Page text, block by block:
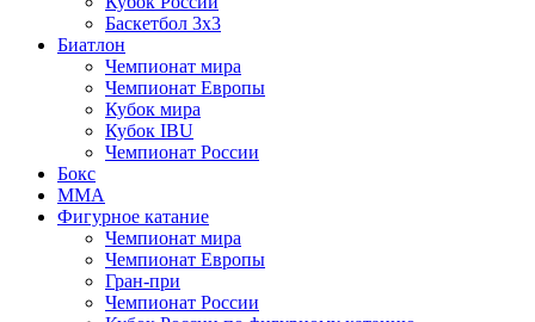
Баскетбол 3х3
Биатлон
Чемпионат мира
Чемпионат Европы
Кубок мира
Кубок IBU
Чемпионат России
Бокс
MMA
Фигурное катание
Чемпионат мира
Чемпионат Европы
Гран-при
Чемпионат России